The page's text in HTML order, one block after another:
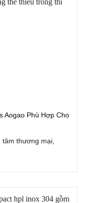
Aogao Phù Hợp Cho
tâm thương mại,